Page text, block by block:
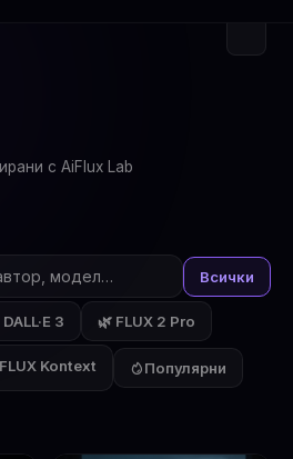
с AiFlux Lab
Всички
DALL·E 3 🌿 FLUX 2 Pro
Kontext Популярни